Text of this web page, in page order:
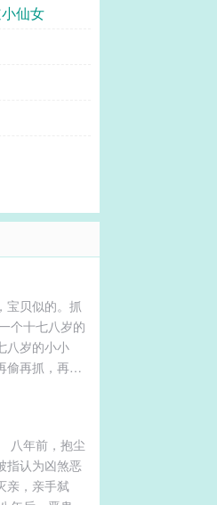
仙女
宝贝似的。抓
个十七八岁的
八岁的小小
偷再抓，再抓
小子走了，走
， 小爷从今天
着，迟早有一
回去。 十年
八年前，抱尘
指认为凶煞恶
亲，亲手弑